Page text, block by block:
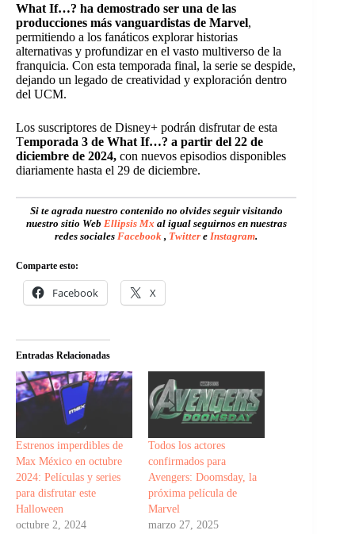
What If…? ha demostrado ser una de las
producciones más vanguardistas de Marvel,
permitiendo a los fanáticos explorar historias
alternativas y profundizar en el vasto multiverso de la
franquicia. Con esta temporada final, la serie se despide,
dejando un legado de creatividad y exploración dentro
del UCM.
Los suscriptores de Disney+ podrán disfrutar de esta
Temporada 3 de What If…? a partir del 22 de
diciembre de 2024, con nuevos episodios disponibles
diariamente hasta el 29 de diciembre.
Si te agrada nuestro contenido no olvides seguir visitando
nuestro sitio Web Ellipsis Mx al igual seguirnos en nuestras
redes sociales Facebook , Twitter e Instagram.
Comparte esto:
Facebook X
Entradas Relacionadas
Estrenos imperdibles de
Max México en octubre
2024: Películas y series
para disfrutar este
Halloween
octubre 2, 2024
Todos los actores
confirmados para
Avengers: Doomsday, la
próxima película de
Marvel
marzo 27, 2025